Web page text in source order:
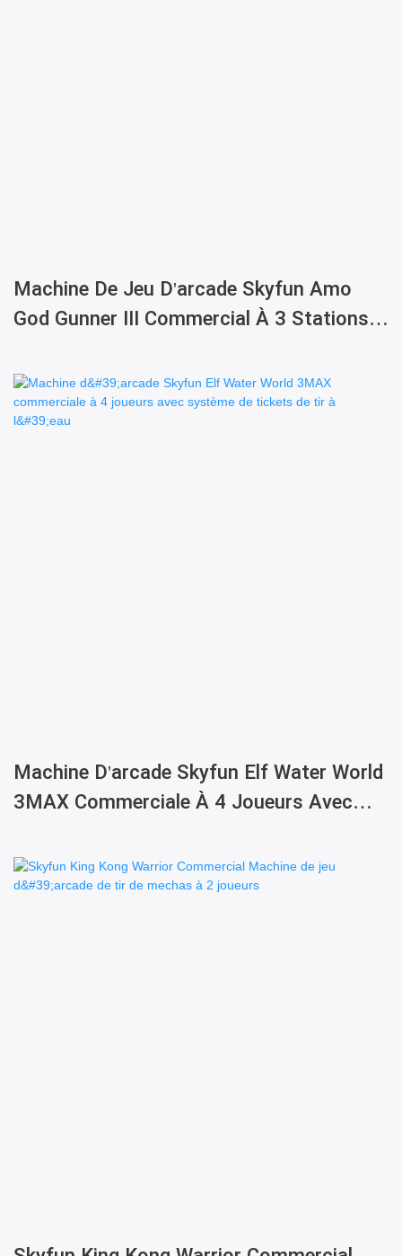
Machine De Jeu D'arcade Skyfun Amo
God Gunner III Commercial À 3 Stations
Balles Et Tickets À Échanger
Machine D'arcade Skyfun Elf Water World
3MAX Commerciale À 4 Joueurs Avec